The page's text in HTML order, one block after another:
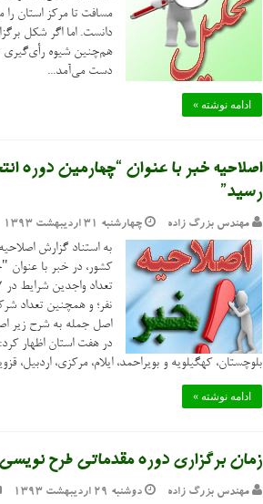
مسافت تا مرکز استان
دانست. اما اگر شکل
هم‌چنین شیوه رأی‌گیری
دست می‌آمد...
ادامه نوشته »
رسید”
مهندس بزرگ زاده چهارشنبه ۳۱ اردیبهشت ۱۳۹۳
به استناد گزارش
بلوچستان، کهگیلویه و بویراحمد، ایلام، مرکزی، اردبیل، قزوین و گلستان تعداد ۵۳۸۱
ادامه نوشته »
زمان برگزاری دوره مقدماتی طرح نویسی
مهندس بزرگ زاده دوشنبه ۲۹ اردیبهشت ۱۳۹۳